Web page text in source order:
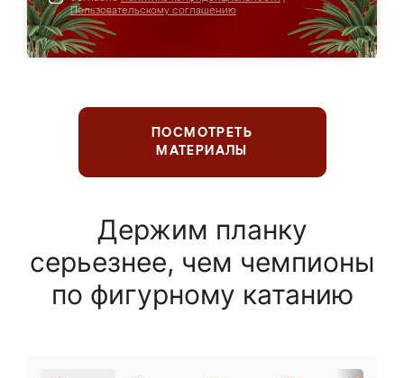
Пользовательскому соглашению
ПОСМОТРЕТЬ
МАТЕРИАЛЫ
Держим планку
серьезнее, чем чемпионы
по фигурному катанию